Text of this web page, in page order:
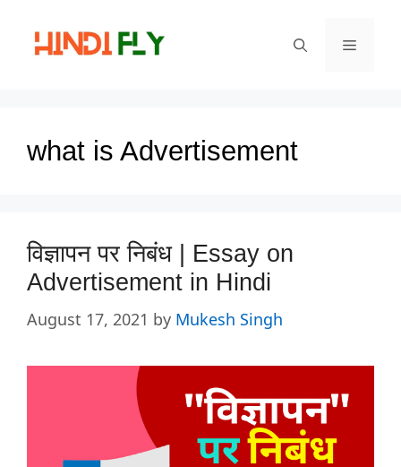
content
Menu
what is Advertisement
विज्ञापन पर निबंध | Essay on
Advertisement in Hindi
August 17, 2021 by Mukesh Singh